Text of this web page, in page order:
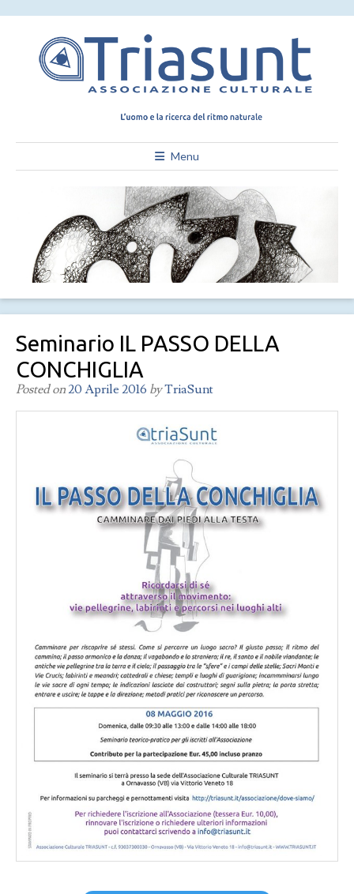
Menu
Seminario IL PASSO DELLA
CONCHIGLIA
Posted on20 Aprile 2016 byTriaSunt